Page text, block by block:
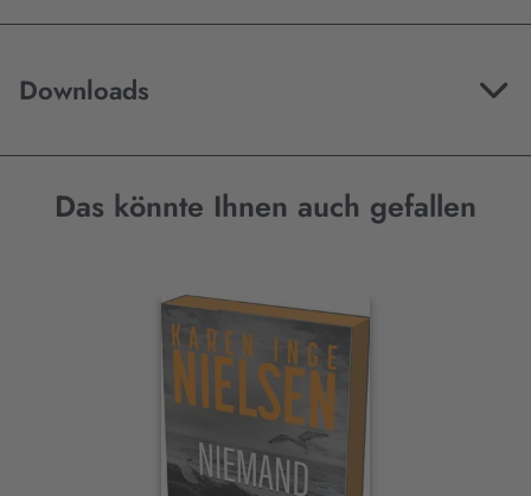
Downloads
Das könnte Ihnen auch gefallen
Interaktives